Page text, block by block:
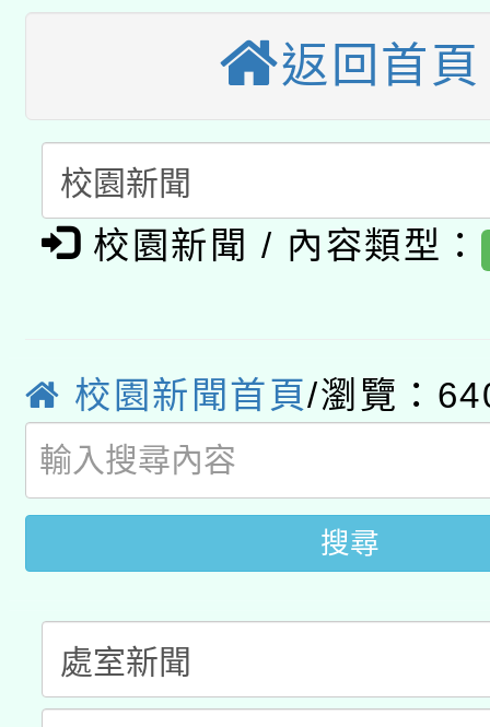
本館辦理115年度閱讀
暨閱讀推動專業研習
科技賦能─人工智慧
礎課程
A3數位素養講師名單
「數位內容與教學軟體
pilot」
有關大陸委員會函釋公
用水績優單位及節水達
動」
桃園市孔廟祈福系列
開 智慧啟航」
2026年桃園地景藝術
返回首頁
校園新聞 / 內容類型：
校園新聞首頁/瀏覽：
搜尋